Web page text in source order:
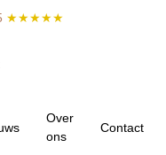
★★★★★
Over
ons
Contact